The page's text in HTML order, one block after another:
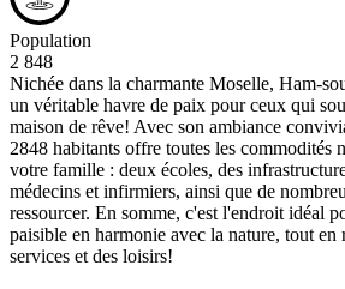
Population
2 848
Nichée dans la charmante Moselle, Ham-
un véritable havre de paix pour ceux qui
maison de rêve! Avec son ambiance
2848 habitants offre toutes les commodités
votre famille : deux écoles, des
médecins et infirmiers, ainsi que de
ressourcer. En somme, c'est l'endroit idéal
paisible en harmonie avec la nature, tout en
services et des loisirs!